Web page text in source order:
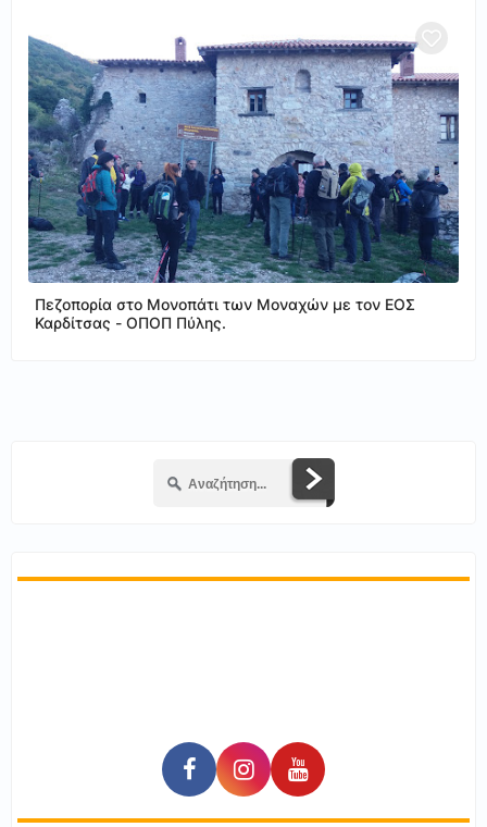
Πεζοπορία στο Μονοπάτι των Μοναχών με τον ΕΟΣ
Καρδίτσας - ΟΠΟΠ Πύλης.